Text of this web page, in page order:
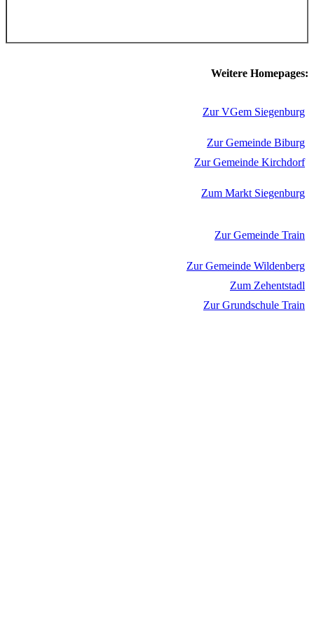
Weitere Homepages:
Zur VGem Siegenburg
Zur Gemeinde Biburg
Zur Gemeinde Kirchdorf
Zum Markt Siegenburg
Zur Gemeinde Train
Zur Gemeinde Wildenberg
Zum Zehentstadl
Zur Grundschule Train